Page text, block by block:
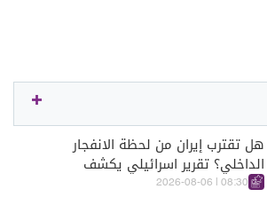
هل تقترب إيران من لحظة الانفجار
الداخلي؟ تقرير اسرائيلي يكشف
الكواليس
08:30 | 2026-08-06